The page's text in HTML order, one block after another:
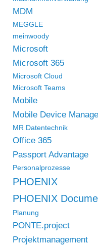
MDM
MEGGLE
meinwoody
Microsoft
Microsoft 365
Microsoft Cloud
Microsoft Teams
Mobile
Mobile Device
MR Datentechnik
Office 365
Passport Advantage
Personalprozesse
PHOENIX
PHOENIX
Planung
PONTE.project
Projektmanagement